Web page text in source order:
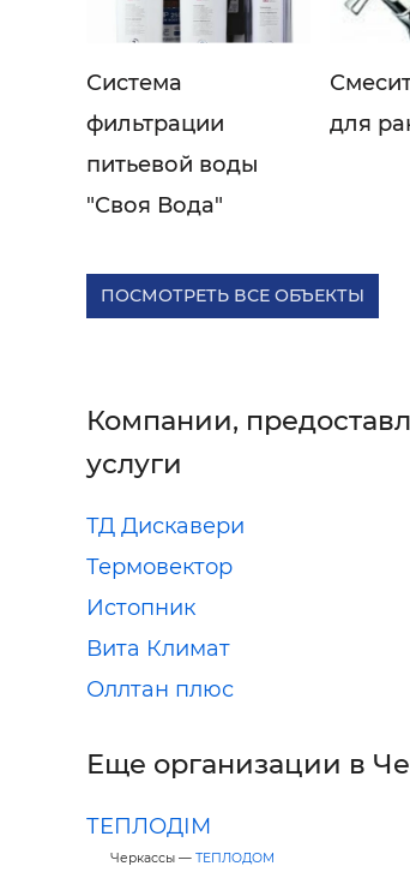
Система
фильтрации
питьевой воды
"Своя Вода"
для
ПОСМОТРЕТЬ ВСЕ ОБЪЕКТЫ
Компании,
услуги
ТД Дискавери
Термовектор
Истопник
Вита Климат
Оллтан плюс
Еще организации в
ТЕПЛОДІМ
Черкассы — ТЕПЛОДОМ